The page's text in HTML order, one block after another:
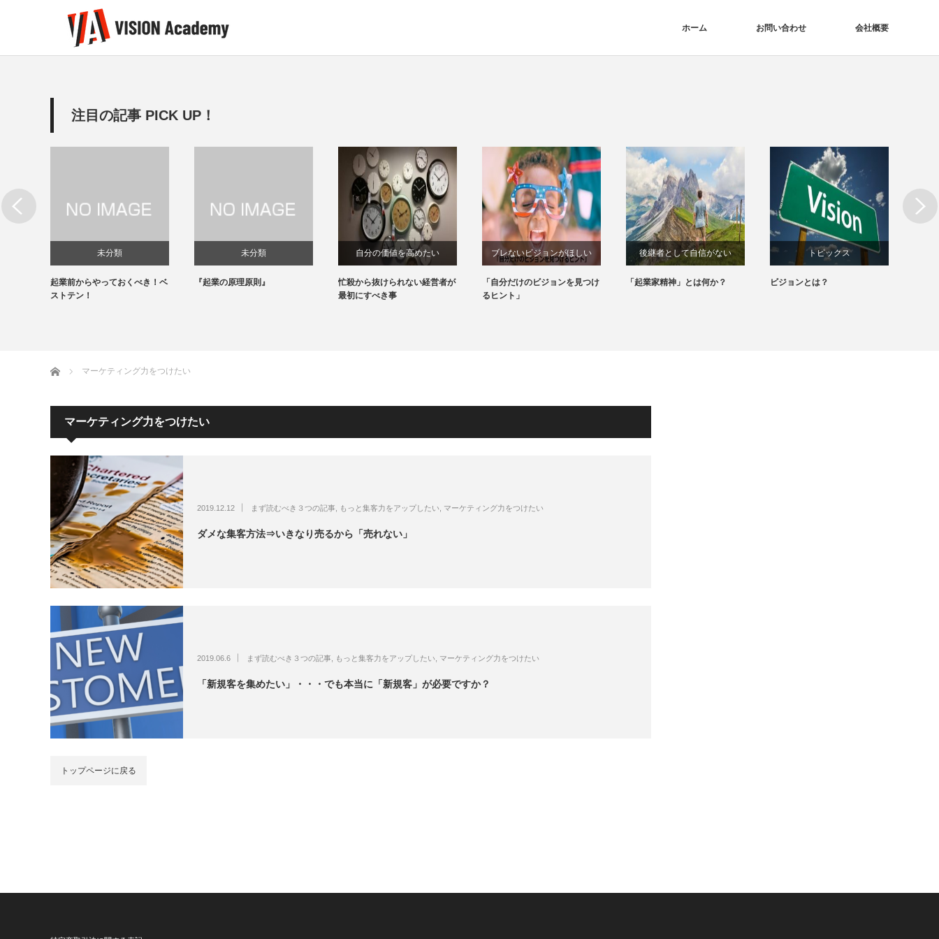
ホーム お問い合わせ 会社概要
注目の記事 PICK UP！
未分類
起業前からやっておくべき！ベ
ストテン！
未分類
『起業の原理原則』
自分の価値を高めたい
忙殺から抜けられない経営者が
最初にすべき事
ブレないビジョンがほしい
「自分だけのビジョンを見つけ
るヒント」
後継者として自信がない
「起業家精神」とは何か？
トピックス
ブレないビジョンがほしい
ビジョンとは？
Next
ホーム マーケティング力をつけたい
マーケティング力をつけたい
2019.12.12 まず読むべき３つの記事 もっと集客力をアップしたい マーケティング力をつけたい
ダメな集客方法⇒いきなり売るから「売れない」
2019.06.6 まず読むべき３つの記事 もっと集客力をアップしたい マーケティング力をつけたい
「新規客を集めたい」・・・でも本当に「新規客」が必要ですか？
トップページに戻る